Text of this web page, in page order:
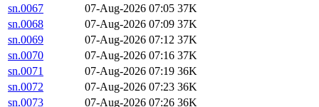
sn.0067
07-Aug-2026 07:05 37K
sn.0068
07-Aug-2026 07:09 37K
sn.0069
07-Aug-2026 07:12 37K
sn.0070
07-Aug-2026 07:16 37K
sn.0071
07-Aug-2026 07:19 36K
sn.0072
07-Aug-2026 07:23 36K
sn.0073
07-Aug-2026 07:26 36K